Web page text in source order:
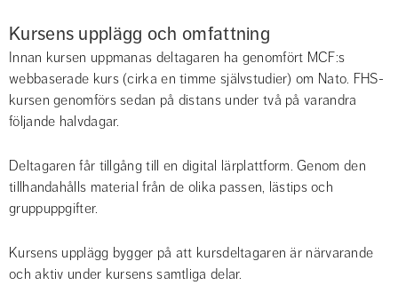
Kursens upplägg och omfattning
Innan kursen uppmanas deltagaren ha genomfört MCF:s
webbaserade kurs (cirka en timme självstudier) om Nato. FHS-
kursen genomförs sedan på distans under två på varandra
följande halvdagar.
Deltagaren får tillgång till en digital lärplattform. Genom den
tillhandahålls material från de olika passen, lästips och
gruppuppgifter.
Kursens upplägg bygger på att kursdeltagaren är närvarande
och aktiv under kursens samtliga delar.